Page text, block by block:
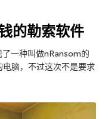
的勒索软件
一种叫做nRansom的
脑，不过这次不是要求